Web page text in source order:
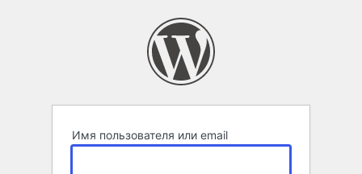
Имя пользователя или email